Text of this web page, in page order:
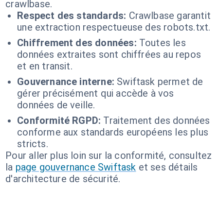
crawlbase.
Respect des standards: Crawlbase garantit
une extraction respectueuse des robots.txt.
Chiffrement des données: Toutes les
données extraites sont chiffrées au repos
et en transit.
Gouvernance interne: Swiftask permet de
gérer précisément qui accède à vos
données de veille.
Conformité RGPD: Traitement des données
conforme aux standards européens les plus
stricts.
Pour aller plus loin sur la conformité, consultez
la page gouvernance Swiftask et ses détails
d'architecture de sécurité.